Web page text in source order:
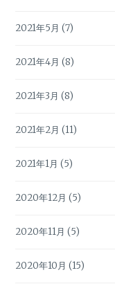
2021年5月 (7)
2021年4月 (8)
2021年3月 (8)
2021年2月 (11)
2021年1月 (5)
2020年12月 (5)
2020年11月 (5)
2020年10月 (15)